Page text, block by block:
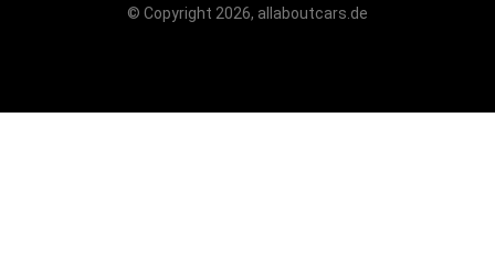
© Copyright 2026, allaboutcars.de